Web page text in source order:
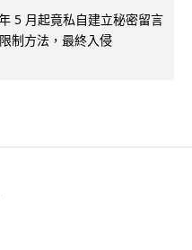
5 月起竟私自建立秘密留言
制方法，最終入侵